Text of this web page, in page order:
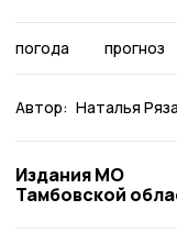
погода прогноз
Автор: Наталья
Издания МО
Тамбовской